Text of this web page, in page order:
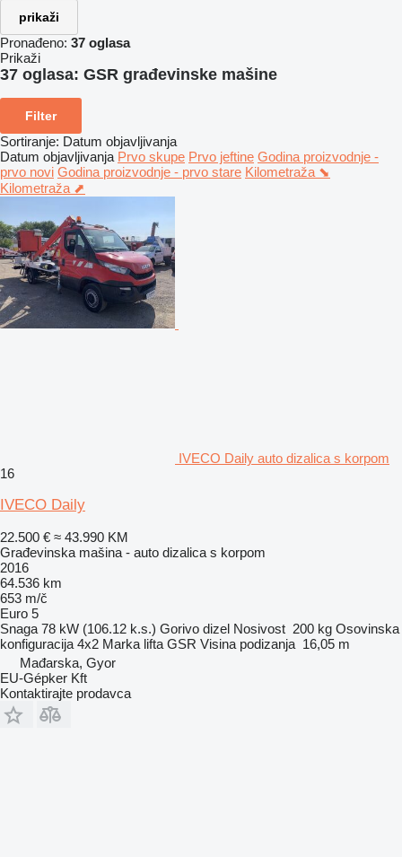
prikaži
Pronađeno: 37 oglasa
Prikaži
37 oglasa: GSR građevinske mašine
Filter
Sortiranje: Datum objavljivanja
Datum objavljivanja Prvo skupe Prvo jeftine Godina proizvodnje -
prvo novi Godina proizvodnje - prvo stare Kilometraža ⬊
Kilometraža ⬈
IVECO Daily auto dizalica s korpom
16
IVECO Daily
22.500 € ≈ 43.990 KM
Građevinska mašina - auto dizalica s korpom
2016
64.536 km
653 m/č
Euro 5
Snaga 78 kW (106.12 k.s.) Gorivo dizel Nosivost 200 kg Osovinska
konfiguracija 4x2 Marka lifta GSR Visina podizanja 16,05 m
Mađarska, Gyor
EU-Gépker Kft
Kontaktirajte prodavca